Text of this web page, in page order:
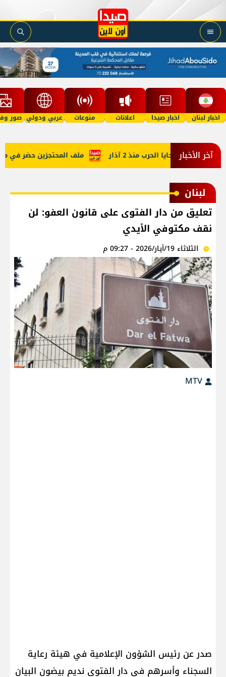
اخبار لبنان اخبار صيدا اعلانات منوعات عربي ودولي صور
آخر الأخبار ملف المحتجزين حضر في حصيلة ضحايا الحرب منذ 2 آذار
لبنان
تعليق من دار الفتوى على قانون العفو: لن
نقف مكتوفي الأيدي
الثلاثاء 19/أيار/2026 - 09:27 م
صدر عن رئيس الشؤون الإعلامية في هيئة رعاية
السجناء وأسرهم في دار الفتوى نديم بيضون البيان